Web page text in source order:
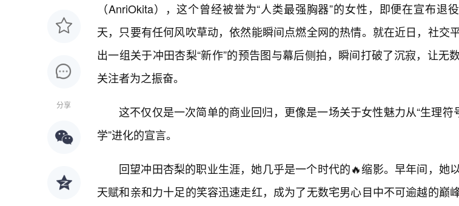
分享
（AnriOkita），这个曾经被誉为“人类最强胸器”的女性，即便在宣布退
天，只要有任何风吹草动，依然能瞬间点燃全网的热情。就在近日，社交
出一组关于冲田杏梨“新作”的预告图与幕后侧拍，瞬间打破了沉寂，让无
关注者为之振奋。
这不仅仅是一次简单的商业回归，更像是一场关于女性魅力从“生理符
学”进化的宣言。
回望冲田杏梨的职业生涯，她几乎是一个时代的🔥缩影。早年间，她
天赋和亲和力十足的笑容迅速走红，成为了无数宅男心目中不可逾越的巅